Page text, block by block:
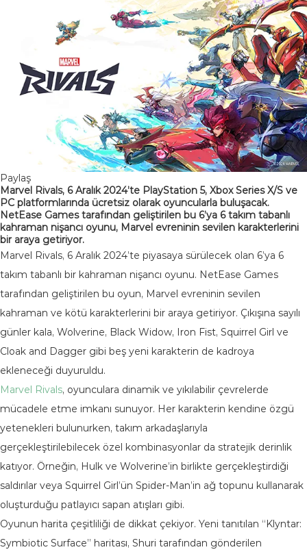
Paylaş
Marvel Rivals, 6 Aralık 2024’te PlayStation 5, Xbox Series X/S ve
PC platformlarında ücretsiz olarak oyuncularla buluşacak.
NetEase Games tarafından geliştirilen bu 6’ya 6 takım tabanlı
kahraman nişancı oyunu, Marvel evreninin sevilen karakterlerini
bir araya getiriyor.
Marvel Rivals, 6 Aralık 2024’te piyasaya sürülecek olan 6’ya 6
takım tabanlı bir kahraman nişancı oyunu. NetEase Games
tarafından geliştirilen bu oyun, Marvel evreninin sevilen
kahraman ve kötü karakterlerini bir araya getiriyor. Çıkışına sayılı
günler kala, Wolverine, Black Widow, Iron Fist, Squirrel Girl ve
Cloak and Dagger gibi beş yeni karakterin de kadroya
ekleneceği duyuruldu.
Marvel Rivals, oyunculara dinamik ve yıkılabilir çevrelerde
mücadele etme imkanı sunuyor. Her karakterin kendine özgü
yetenekleri bulunurken, takım arkadaşlarıyla
gerçekleştirilebilecek özel kombinasyonlar da stratejik derinlik
katıyor. Örneğin, Hulk ve Wolverine’in birlikte gerçekleştirdiği
saldırılar veya Squirrel Girl’ün Spider-Man’in ağ topunu kullanarak
oluşturduğu patlayıcı sapan atışları gibi.
Oyunun harita çeşitliliği de dikkat çekiyor. Yeni tanıtılan “Klyntar:
Symbiotic Surface” haritası, Shuri tarafından gönderilen